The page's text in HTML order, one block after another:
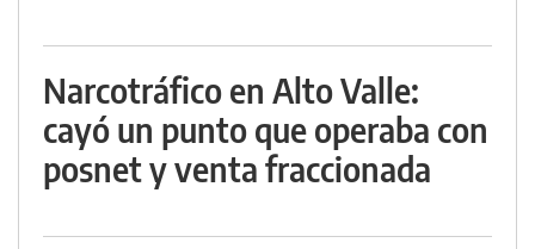
Narcotráfico en Alto Valle:
cayó un punto que operaba con
posnet y venta fraccionada